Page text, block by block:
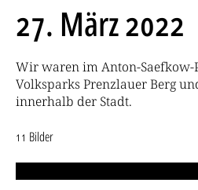
27. März 2022
Wir waren im Anton-
Volksparks Prenzlauer Berg
innerhalb der Stadt.
11 Bilder